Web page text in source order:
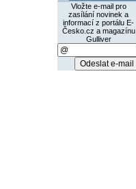
Vložte e-mail pro
zasílání novinek a
informací z portálu E-
Česko.cz a magazínu
Gulliver